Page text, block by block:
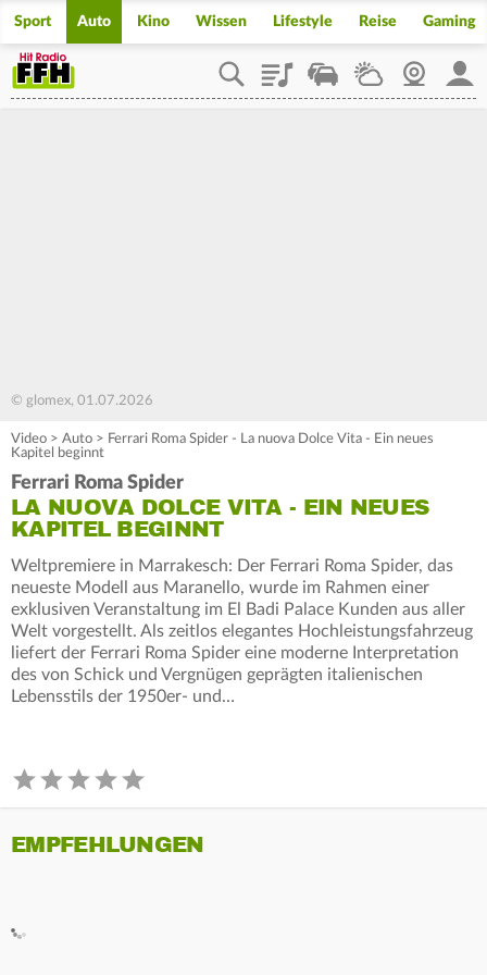
Sport Auto Kino Wissen Lifestyle Reise Gaming
PlaylistStaupilotWetterWebcam
© glomex, 01.07.2026
Video > Auto > Ferrari Roma Spider - La nuova Dolce Vita - Ein neues
Kapitel beginnt
Ferrari Roma Spider
LA NUOVA DOLCE VITA - EIN NEUES
KAPITEL BEGINNT
Weltpremiere in Marrakesch: Der Ferrari Roma Spider, das
neueste Modell aus Maranello, wurde im Rahmen einer
exklusiven Veranstaltung im El Badi Palace Kunden aus aller
Welt vorgestellt. Als zeitlos elegantes Hochleistungsfahrzeug
liefert der Ferrari Roma Spider eine moderne Interpretation
des von Schick und Vergnügen geprägten italienischen
Lebensstils der 1950er- und…
EMPFEHLUNGEN